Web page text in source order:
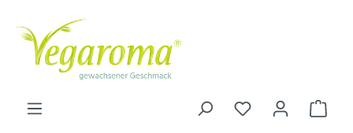
Zum Hauptinhalt springen